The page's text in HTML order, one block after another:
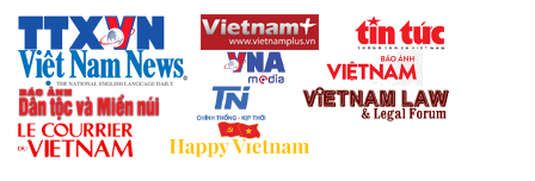
Thái Nguyên và các tỉnh trung du, miền núi phía Bắc
với hệ thống cửa khẩu quốc tế tại Lạng Sơn.
Theo baodautu.vn
Đề xuất đầu tư 11.500 tỷ đồng xây dựng cao
tốc CT.11 qua Ninh Bình